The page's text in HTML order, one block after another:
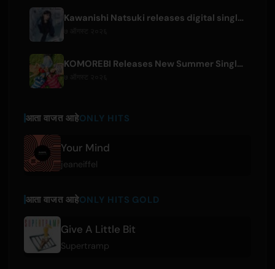
Kawanishi Natsuki releases digital single 'Sayonara wa Ichiban Kirei na Atashi de'
KOMOREBI Releases New Summer Single 'Letsu Natsu'
आता वाजत आहेONLY HITS
Your Mind
jeaneiffel
आता वाजत आहेONLY HITS GOLD
Give A Little Bit
Supertramp